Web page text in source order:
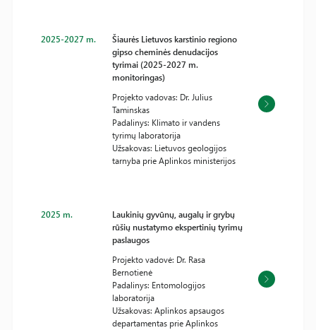
2025-2027 m.
Šiaurės Lietuvos karstinio regiono
gipso cheminės denudacijos
tyrimai (2025-2027 m.
monitoringas)
Projekto vadovas: Dr. Julius
Taminskas
Padalinys: Klimato ir vandens
tyrimų laboratorija
Užsakovas: Lietuvos geologijos
tarnyba prie Aplinkos ministerijos
2025 m.
Laukinių gyvūnų, augalų ir grybų
rūšių nustatymo ekspertinių tyrimų
paslaugos
Projekto vadovė: Dr. Rasa
Bernotienė
Padalinys: Entomologijos
laboratorija
Užsakovas: Aplinkos apsaugos
departamentas prie Aplinkos